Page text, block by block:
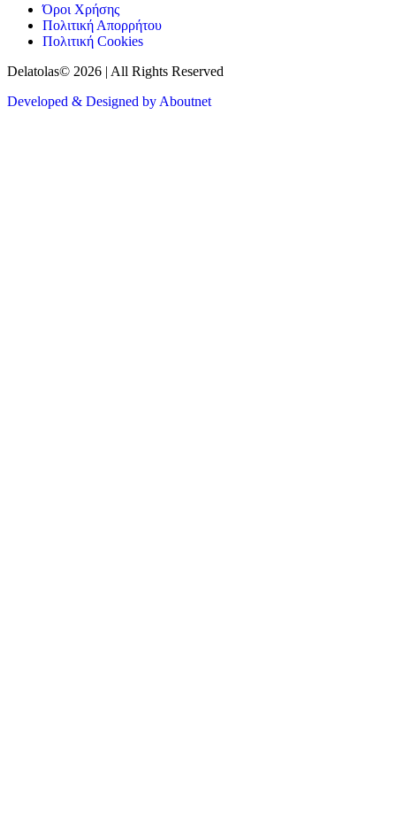
Όροι Χρήσης
Πολιτική Απορρήτου
Πολιτική Cookies
Delatolas© 2026 | All Rights Reserved
Developed & Designed by Aboutnet